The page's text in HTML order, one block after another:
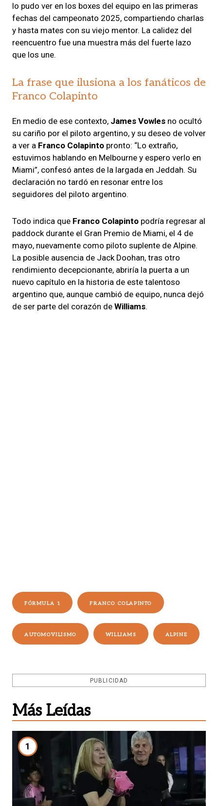
lo pudo ver en los boxes del equipo en las primeras
fechas del campeonato 2025, compartiendo charlas
y hasta mates con su viejo mentor. La calidez del
reencuentro fue una muestra más del fuerte lazo
que los une.
La frase que ilusiona a los fanáticos de
Franco Colapinto
En medio de ese contexto, James Vowles no ocultó
su cariño por el piloto argentino, y su deseo de volver
a ver a Franco Colapinto pronto: “Lo extraño,
estuvimos hablando en Melbourne y espero verlo en
Miami”, confesó antes de la largada en Jeddah. Su
declaración no tardó en resonar entre los
seguidores del piloto argentino.
Todo indica que Franco Colapinto podría regresar al
paddock durante el Gran Premio de Miami, el 4 de
mayo, nuevamente como piloto suplente de Alpine.
La posible ausencia de Jack Doohan, tras otro
rendimiento decepcionante, abriría la puerta a un
nuevo capítulo en la historia de este talentoso
argentino que, aunque cambió de equipo, nunca dejó
de ser parte del corazón de Williams.
FÓRMULA 1 FRANCO COLAPINTO
AUTOMOVILISMO WILLIAMS ALPINE
PUBLICIDAD
Más Leídas
1